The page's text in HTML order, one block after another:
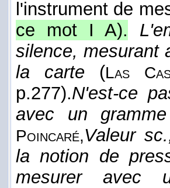
l'instrument de
ce mot I A).
silence, mesurant
la carte (Las
p.277).N'est-ce
avec un
Poincaré,Valeur
la notion de
mesurer avec